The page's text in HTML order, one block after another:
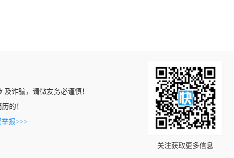
诈骗，请微友务必谨慎！
的！
报>>>
关注获取更多信息